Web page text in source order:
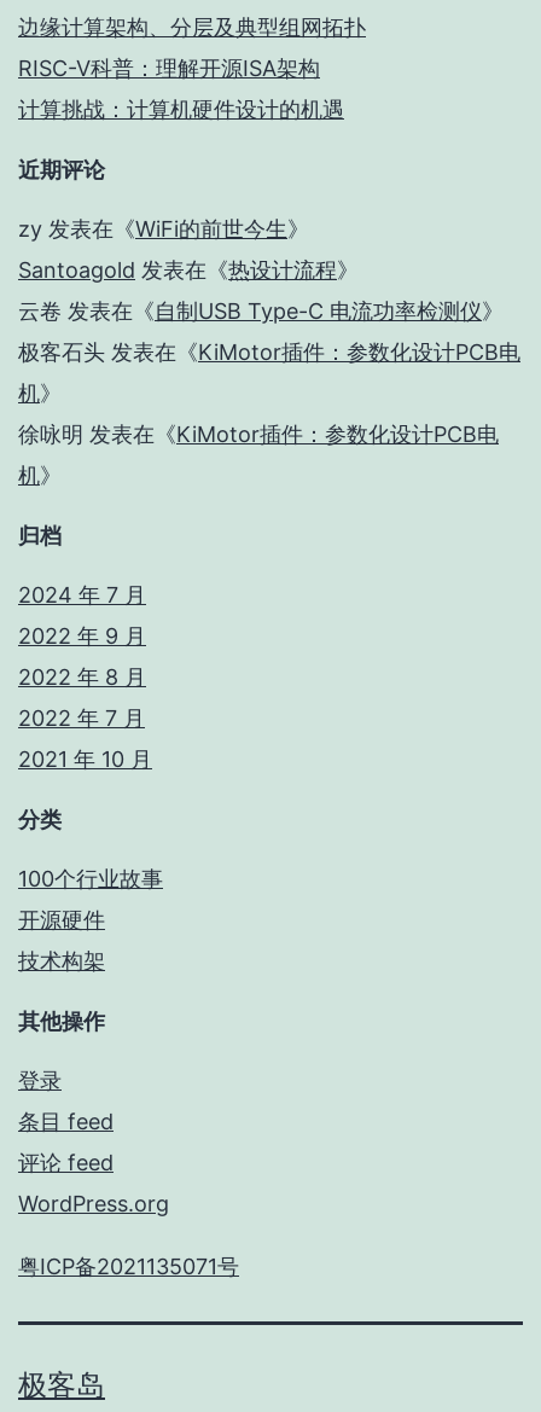
边缘计算架构、分层及典型组网拓扑
RISC-V科普：理解开源ISA架构
计算挑战：计算机硬件设计的机遇
近期评论
zy 发表在《WiFi的前世今生》
Santoagold 发表在《热设计流程》
云卷 发表在《自制USB Type-C 电流功率检测仪》
极客石头 发表在《KiMotor插件：参数化设计PCB电
机》
徐咏明 发表在《KiMotor插件：参数化设计PCB电
机》
归档
2024 年 7 月
2022 年 9 月
2022 年 8 月
2022 年 7 月
2021 年 10 月
分类
100个行业故事
开源硬件
技术构架
其他操作
登录
条目 feed
评论 feed
WordPress.org
粤ICP备2021135071号
极客岛